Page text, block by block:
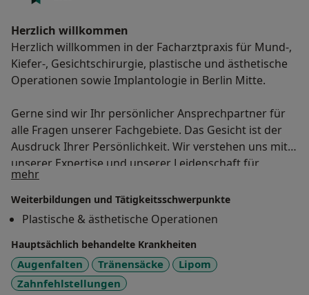
Herzlich willkommen
Herzlich willkommen in der Facharztpraxis für Mund-,
Kiefer-, Gesichtschirurgie, plastische und ästhetische
Operationen sowie Implantologie in Berlin Mitte.
Gerne sind wir Ihr persönlicher Ansprechpartner für
alle Fragen unserer Fachgebiete. Das Gesicht ist der
Ausdruck Ihrer Persönlichkeit. Wir verstehen uns mit
unserer Expertise und unserer Leidenschaft für
Menschen und Medizin als kompetenter Partner Ihre
Wünsche und Vorstellungen mit Sensibilität, Können
und Freude umzusetzen.
mehrÜber mich
Weiterbildungen und Tätigkeitsschwerpunkte
Plastische & ästhetische Operationen
Hauptsächlich behandelte Krankheiten
Augenfalten Tränensäcke
Lipom
Zahnfehlstellungen